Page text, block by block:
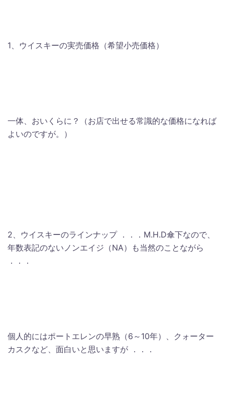
1、ウイスキーの実売価格（希望小売価格）
一体、おいくらに？（お店で出せる常識的な価格になれば
よいのですが。）
2、ウイスキーのラインナップ ．．．M.H.D傘下なので、
年数表記のないノンエイジ（NA）も当然のことながら
．．．
個人的にはポートエレンの早熟（6～10年）、クォーター
カスクなど、面白いと思いますが ．．．